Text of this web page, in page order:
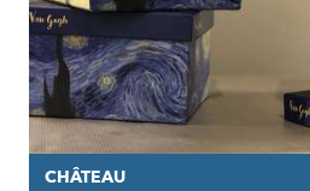
CHÂTEAU